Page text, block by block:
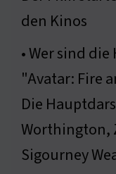
den Kinos
• Wer sind
"Avatar: Fire
Die
Worthington,
Sigourney